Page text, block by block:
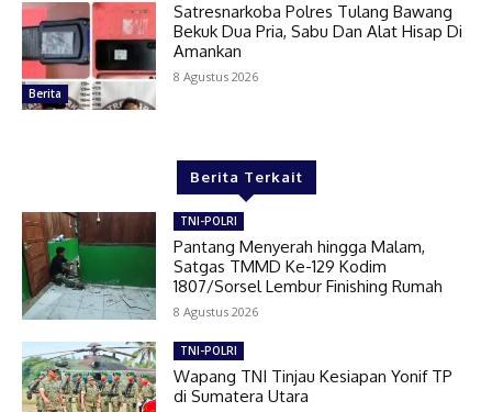
Berita
Satresnarkoba Polres Tulang Bawang
Bekuk Dua Pria, Sabu Dan Alat Hisap Di
Amankan
8 Agustus 2026
Berita Terkait
TNI-POLRI
Pantang Menyerah hingga Malam,
Satgas TMMD Ke-129 Kodim
1807/Sorsel Lembur Finishing Rumah
8 Agustus 2026
TNI-POLRI
Wapang TNI Tinjau Kesiapan Yonif TP
di Sumatera Utara